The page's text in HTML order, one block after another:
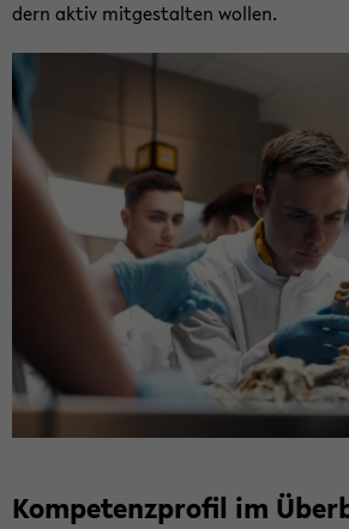
dern aktiv mit­ge­stal­ten wol­len.
Kom­pe­tenz­pro­fil im